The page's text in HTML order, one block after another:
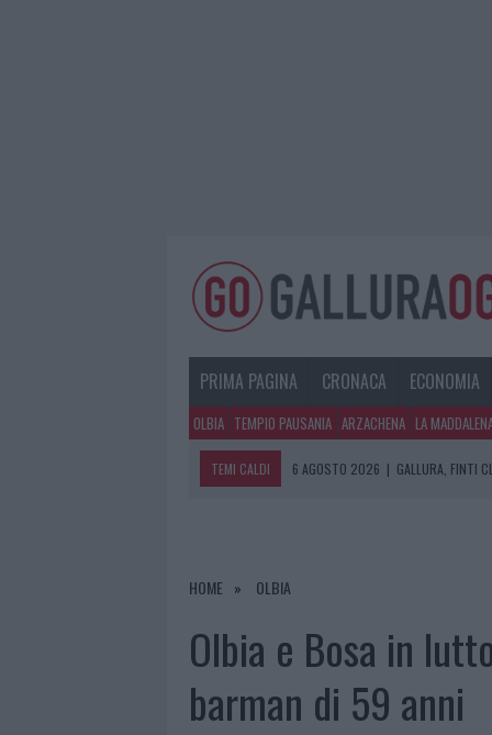
PRIMA PAGINA CRONACA ECONOMIA
OLBIA TEMPIO PAUSANIA ARZACHENA LA
TEMI CALDI 6 AGOSTO 2026 | METEO OLBIA 7
6 AGOSTO 2026
HOME OLBIA
Olbia e Bosa in
barman di 59 anni